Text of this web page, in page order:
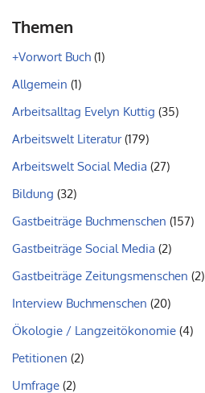
Themen
+Vorwort Buch (1)
Allgemein (1)
Arbeitsalltag Evelyn Kuttig (35)
Arbeitswelt Literatur(179)
Arbeitswelt Social Media (27)
Bildung (32)
Gastbeiträge Buchmenschen (157)
Gastbeiträge Social Media (2)
Gastbeiträge Zeitungsmenschen (2)
Interview Buchmenschen (20)
Ökologie / Langzeitökonomie (4)
Petitionen (2)
Umfrage (2)